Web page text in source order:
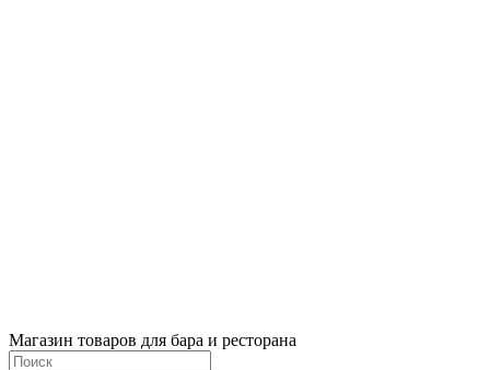
Магазин товаров для бара и ресторана